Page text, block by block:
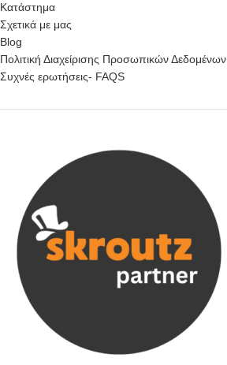
Κατάστημα
Σχετικά με μας
Blog
Πολιτική Διαχείρισης Προσωπικών Δεδομένων
Συχνές ερωτήσεις- FAQS